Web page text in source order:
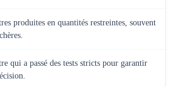
produites en quantités restreintes, souvent
qui a passé des tests stricts pour garantir